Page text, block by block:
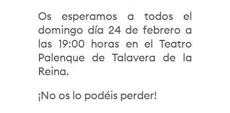
Os esperamos a todos el
domingo día 24 de febrero a
las 19:00 horas en el Teatro
Palenque de Talavera de la
Reina.
¡No os lo podéis perder!